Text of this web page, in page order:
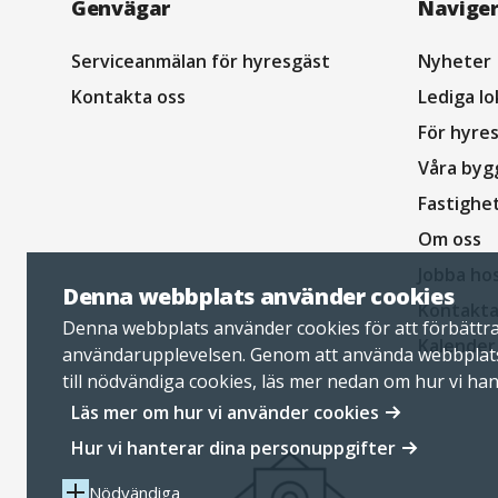
Denna webbplats använder cookies
Denna webbplats använder cookies för att förbättra
användarupplevelsen. Genom att använda
till nödvändiga cookies, läs mer nedan om hur vi
personuppgifter.
Läs mer om hur vi använder cookies
Hur vi hanterar dina personuppgifter
Nödvändiga
Navigation
sidfot
Genvägar
Serviceanmälan för hyresgäst
Kontakta oss
Nyheter
Lediga
För
Våra
Om oss
Kontakta
Kalender